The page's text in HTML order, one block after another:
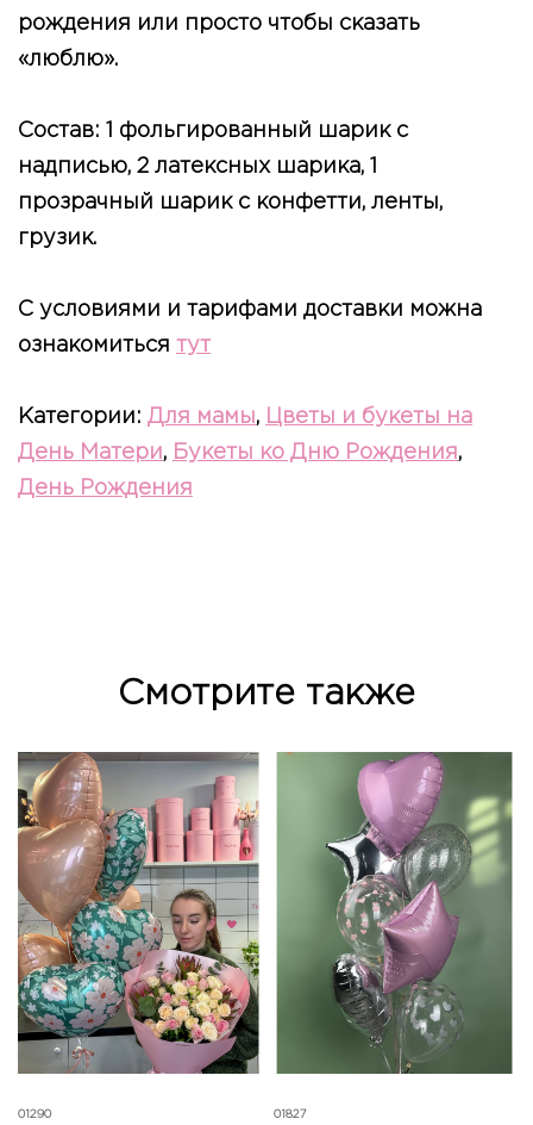
рождения или просто чтобы сказать
«люблю».
Состав: 1 фольгированный шарик с
надписью, 2 латексных шарика, 1
прозрачный шарик с конфетти, ленты,
грузик.
С условиями и тарифами доставки можна
ознакомиться тут
Категории: Для мамы, Цветы и букеты на
День Матери, Букеты ко Дню Рождения,
День Рождения
Смотрите также
01290 01827